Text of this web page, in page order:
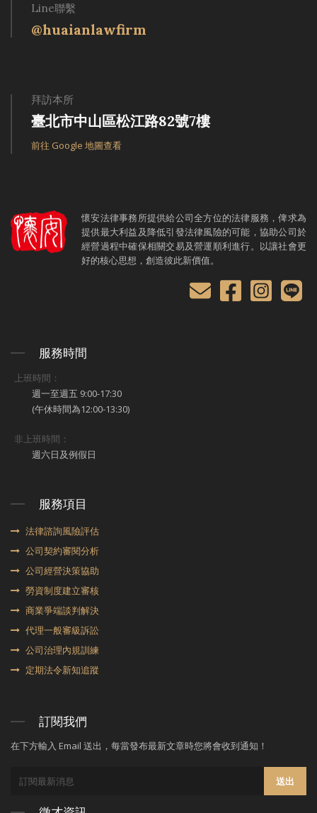
Line聯繫
@huaianlawfirm
拜訪本所
臺北市中山區松江路82號7樓
前往 Google 地圖查看
懷安法律事務所提供給公司全方位的法律服務，俾求為
提供最大利益及降低引發法律風險的可能，協助公司於
經營過程中確保相關交易及營運順利進行。以讓社會更
好的核心思想，創造彼此新價值。
服務時間
上班時間：
週一至週五 9:00-17:30
(午休時間為12:00-13:30)
非上班時間：
週六日及例假日
服務項目
法律諮詢風險評估
公司契約審閱分析
公司經營決策協助
勞資制度建立審核
商業爭端談判解決
代理⼀般審級訴訟
公司治理內規訓練
定期法令新知追蹤
訂閱我們
在下方輸入 Email 送出，每當發布最新文章時您將會收到通知！
送出